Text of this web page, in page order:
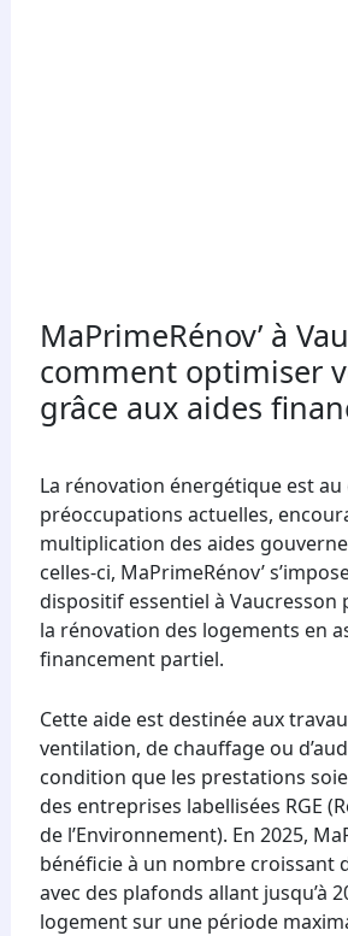
MaPrimeRénov’ à
comment optimiser
grâce aux aides
La rénovation énergétique est
préoccupations actuelles,
multiplication des aides
celles-ci, MaPrimeRénov’
dispositif essentiel à Vaucresson
la rénovation des logements en
financement partiel.
Cette aide est destinée aux
ventilation, de chauffage ou
condition que les prestations
des entreprises labellisées RGE
de l’Environnement). En 2025,
bénéficie à un nombre croissant
avec des plafonds allant jusqu’à
logement sur une période